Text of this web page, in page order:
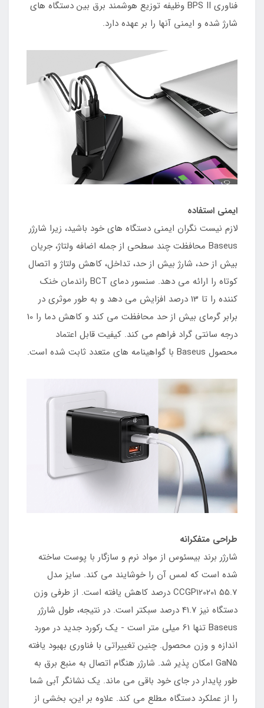
فناوری BPS II وظیفه توزیع هوشمند برق بین دستگاه های
شارژ شده و ایمنی آنها را بر عهده دارد.
ایمنی استفاده
لازم نیست نگران ایمنی دستگاه های خود باشید، زیرا شارژر
Baseus محافظت چند سطحی از جمله اضافه ولتاژ، جریان
بیش از حد، شارژ بیش از حد، تداخل، کاهش ولتاژ و اتصال
کوتاه را ارائه می دهد. سنسور دمای BCT راندمان خنک
کننده را تا 13 درصد افزایش می دهد و به طور موثری در
برابر گرمای بیش از حد محافظت می کند و کاهش دما را 10
درجه سانتی گراد فراهم می کند. کیفیت قابل اعتماد
محصول Baseus با گواهینامه های متعدد ثابت شده است.
طراحی متفکرانه
شارژر برند بیسئوس از مواد نرم و سازگار با پوست ساخته
شده است که لمس آن را خوشایند می کند. سایز مدل
CCGP120201 55.7 درصد کاهش یافته است. از طرفی وزن
دستگاه نیز 41.7 درصد سبکتر است. در نتیجه، طول شارژر
Baseus تنها 61 میلی متر است - یک رکورد جدید در مورد
اندازه و وزن محصول. چنین تغییراتی با فناوری بهبود یافته
GaN5 امکان پذیر شد. شارژر هنگام اتصال به منبع برق به
طور پایدار در جای خود باقی می ماند. یک نشانگر آبی شما
را از عملکرد دستگاه مطلع می کند. علاوه بر این، بخشی از